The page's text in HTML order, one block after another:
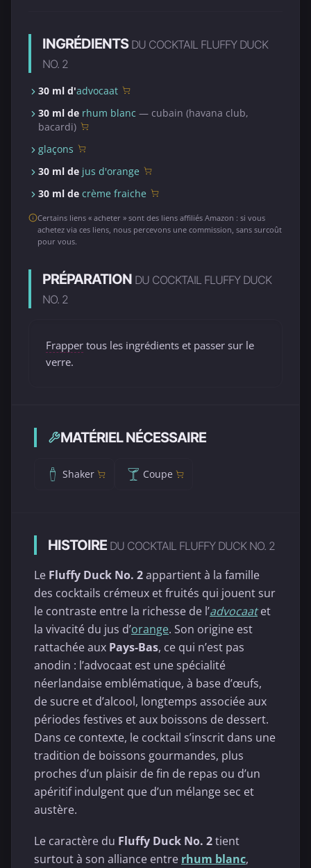
INGRÉDIENTS DU COCKTAIL FLUFFY DUCK
NO. 2
30 ml d'advocaat
30 ml de rhum blanc — cubain (havana club,
bacardi)
glaçons
30 ml de jus d'orange
30 ml de crème fraiche
Certains liens « acheter » sont des liens affiliés Amazon : si vous
achetez via ces liens, nous percevons une commission, sans surcoût
pour vous.
PRÉPARATION DU COCKTAIL FLUFFY DUCK
NO. 2
Frapper tous les ingrédients et passer sur le
verre.
MATÉRIEL NÉCESSAIRE
Shaker Coupe
HISTOIRE DU COCKTAIL FLUFFY DUCK NO. 2
Le Fluffy Duck No. 2appartient à la famille
des cocktails crémeux et fruités qui jouent sur
le contraste entre la richesse de l’advocaatet
la vivacité du jus d’orange. Son origine est
rattachée aux Pays-Bas, ce qui n’est pas
anodin : l’advocaat est une spécialité
néerlandaise emblématique, à base d’œufs,
de sucre et d’alcool, longtemps associée aux
périodes festives et aux boissons de dessert.
Dans ce contexte, le cocktail s’inscrit dans une
tradition de boissons gourmandes, plus
proches d’un plaisir de fin de repas ou d’un
apéritif indulgent que d’un mélange sec et
austère.
Le caractère du Fluffy Duck No. 2tient
surtout à son alliance entre rhum blanc,